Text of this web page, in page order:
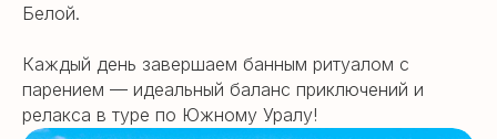
Белой.
Каждый день завершаем банным ритуалом с
парением — идеальный баланс приключений и
релакса в туре по Южному Уралу!